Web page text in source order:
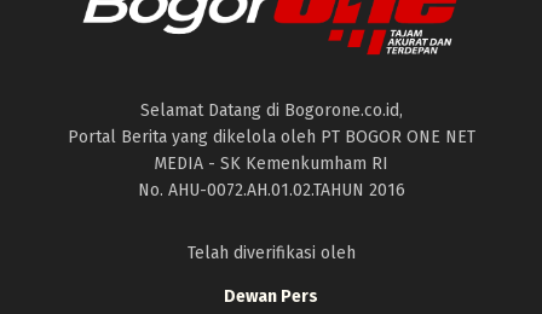
Selamat Datang di Bogorone.co.id,
Portal Berita yang dikelola oleh PT BOGOR ONE NET
MEDIA - SK Kemenkumham RI
No. AHU-0072.AH.01.02.TAHUN 2016
Telah diverifikasi oleh
Dewan Pers